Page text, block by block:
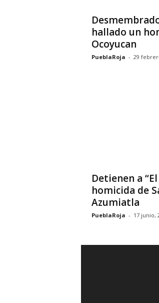
hallado un
Ocoyucan
PueblaRoja - 29
Detienen a
homicida de
Azumiatla
PueblaRoja - 17 junio,